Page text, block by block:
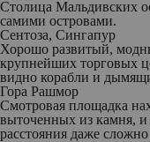
Столица Мальдивских
самими островами.
Сентоза, Сингапур
Хорошо развитый,
крупнейших торговых
видно корабли и
Гора Рашмор
Смотровая площадка
выточенных из камня,
расстояния даже